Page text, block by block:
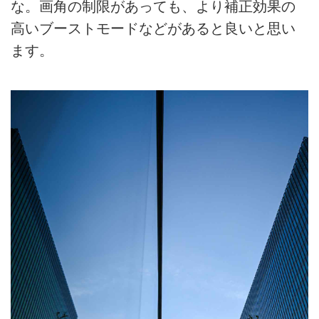
な。画角の制限があっても、より補正効果の
高いブーストモードなどがあると良いと思い
ます。